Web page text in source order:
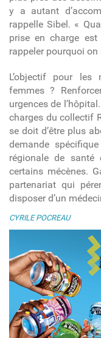
y a autant
rappelle Sibel. «
prise en charge
rappeler pourquoi on
L’objectif pour
femmes ?
urgences de
charges du collectif
se doit d’être plus
demande
régionale de
certains mécènes.
partenariat qui
disposer d’un
CYRILE POCREAU